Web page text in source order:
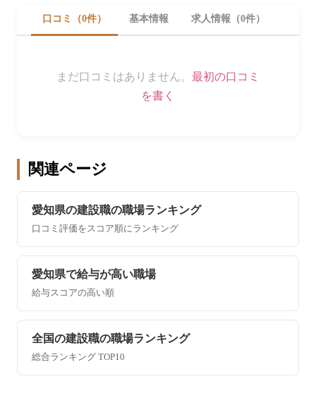
口コミ（0件） 基本情報 求人情報（0件）
まだ口コミはありません。 最初の口コミ
を書く
関連ページ
愛知県の建設職の職場ランキング
口コミ評価をスコア順にランキング
愛知県で給与が高い職場
給与スコアの高い順
全国の建設職の職場ランキング
総合ランキング TOP10